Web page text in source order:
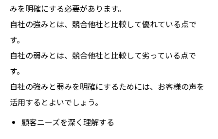
みを明確にする必要があります。
自社の強みとは、競合他社と比較して優れている点で
す。
自社の弱みとは、競合他社と比較して劣っている点で
す。
自社の強みと弱みを明確にするためには、お客様の声を
活用するとよいでしょう。
顧客ニーズを深く理解する